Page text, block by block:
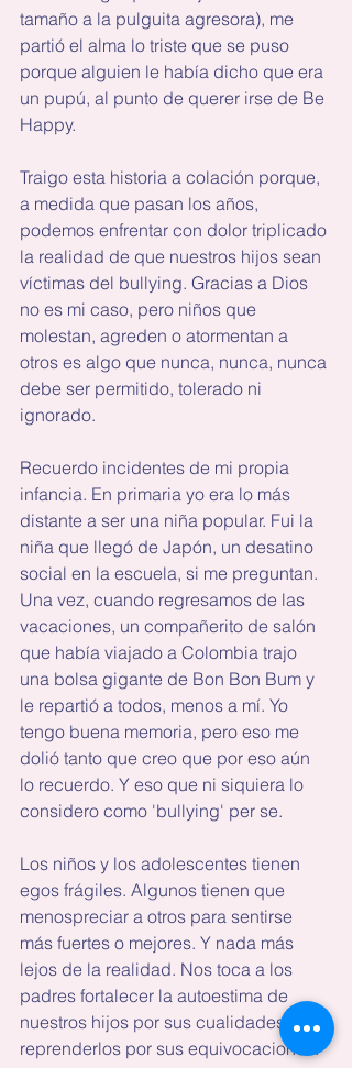
tamaño a la pulguita agresora), me
partió el alma lo triste que se puso
porque alguien le había dicho que era
un pupú, al punto de querer irse de Be
Happy.
Traigo esta historia a colación porque,
a medida que pasan los años,
podemos enfrentar con dolor triplicado
la realidad de que nuestros hijos sean
víctimas del bullying. Gracias a Dios
no es mi caso, pero niños que
molestan, agreden o atormentan a
otros es algo que nunca, nunca, nunca
debe ser permitido, tolerado ni
ignorado.
Recuerdo incidentes de mi propia
infancia. En primaria yo era lo más
distante a ser una niña popular. Fui la
niña que llegó de Japón, un desatino
social en la escuela, si me preguntan.
Una vez, cuando regresamos de las
vacaciones, un compañerito de salón
que había viajado a Colombia trajo
una bolsa gigante de Bon Bon Bum y
le repartió a todos, menos a mí. Yo
tengo buena memoria, pero eso me
dolió tanto que creo que por eso aún
lo recuerdo. Y eso que ni siquiera lo
considero como 'bullying' per se.
Los niños y los adolescentes tienen
egos frágiles. Algunos tienen que
menospreciar a otros para sentirse
más fuertes o mejores. Y nada más
lejos de la realidad. Nos toca a los
padres fortalecer la autoestima de
nuestros hijos por sus cualidades y
reprenderlos por sus equivocaciones.